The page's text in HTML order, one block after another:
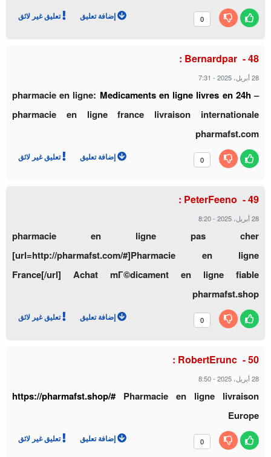
0 إضافة تعليق تعليق غير لائق
Bernardpar :
28 أبريل، 2025 -
7:31
pharmacie en ligne: Medicaments en ligne livres en 24h–
pharmacie en ligne france livraison internationale
pharmafst.com
0 إضافة تعليق تعليق غير لائق
PeterFeeno :
28 أبريل، 2025 -
8:20
pharmacie en ligne pas cher
[url=http://pharmafst.com/#]Pharmacie en ligne
France[/url] Achat mГ©dicament en ligne fiable
pharmafst.shop
0 إضافة تعليق تعليق غير لائق
RobertErunc :
28 أبريل، 2025 -
8:50
https://pharmafst.shop/#Pharmacie en ligne livraison
Europe
0 إضافة تعليق تعليق غير لائق